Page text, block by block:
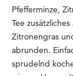
Pfefferminze,
Tee
Zitronengras
abrunden.
sprudelnd